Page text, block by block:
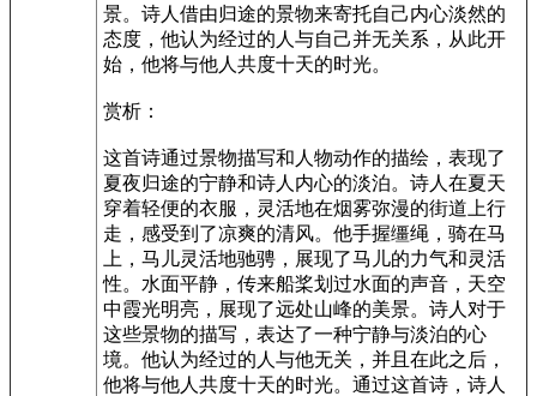
景。诗人借由归途的景物来寄托自己内心淡然的
态度，他认为经过的人与自己并无关系，从此开
始，他将与他人共度十天的时光。
赏析：
这首诗通过景物描写和人物动作的描绘，表现了
夏夜归途的宁静和诗人内心的淡泊。诗人在夏天
穿着轻便的衣服，灵活地在烟雾弥漫的街道上行
走，感受到了凉爽的清风。他手握缰绳，骑在马
上，马儿灵活地驰骋，展现了马儿的力气和灵活
性。水面平静，传来船桨划过水面的声音，天空
中霞光明亮，展现了远处山峰的美景。诗人对于
这些景物的描写，表达了一种宁静与淡泊的心
境。他认为经过的人与他无关，并且在此之后，
他将与他人共度十天的时光。通过这首诗，诗人